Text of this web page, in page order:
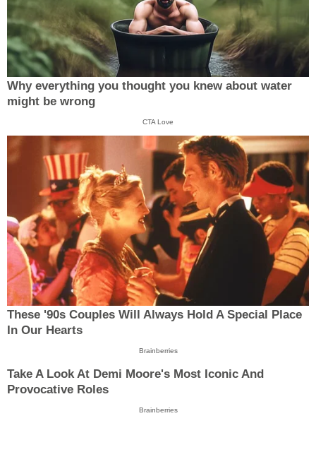
Why everything you thought you knew about water
might be wrong
CTA Love
These '90s Couples Will Always Hold A Special Place
In Our Hearts
Brainberries
Take A Look At Demi Moore's Most Iconic And
Provocative Roles
Brainberries